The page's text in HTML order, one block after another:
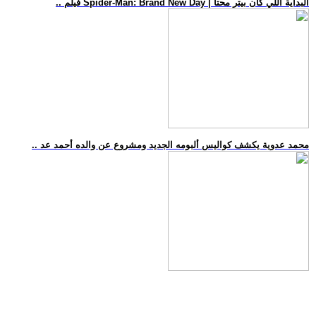
.. فيلم Spider-Man: Brand New Day | البداية اللي كان بيتر محتا
.. محمد عدوية يكشف كواليس ألبومه الجديد ومشروع عن والده أحمد عد